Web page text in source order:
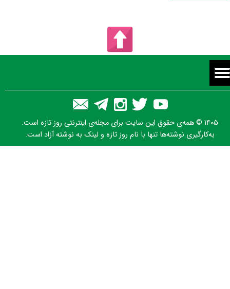
۱۴۰۵ © همه‌ی حقوق این سایت برای مجله‌ی اینترنتی روز تازه است.
به‌کارگیری نوشته‌ها تنها با نام روز تازه و لینک به نوشته آزاد است.